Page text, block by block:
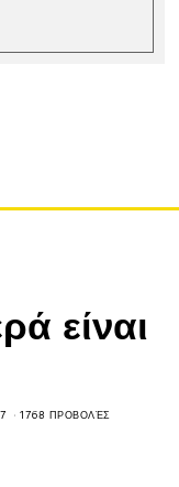
είναι
1768 ΠΡΟΒΟΛΈΣ